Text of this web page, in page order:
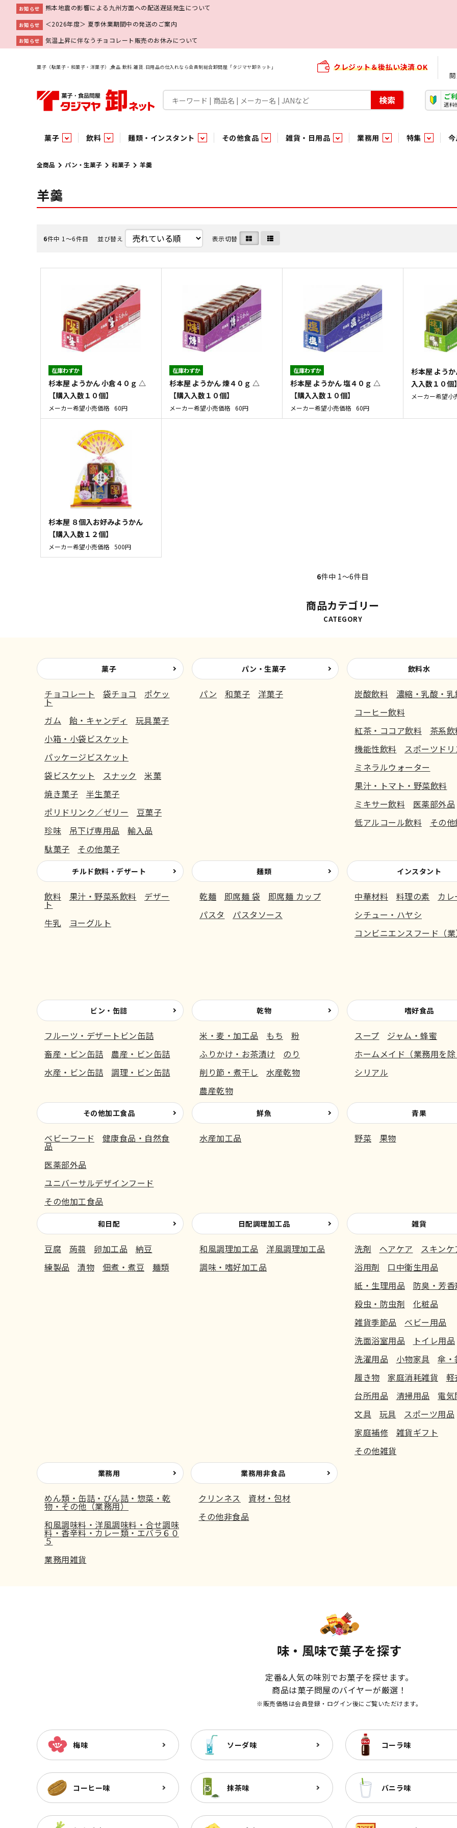
お知らせ 熊本地震の影響による九州方面への配送遅延発生について
お知らせ ＜2026年度＞ 夏季休業期間中の発送のご案内
お知らせ 気温上昇に伴なうチョコレート販売のお休みについて
菓子（駄菓子・和菓子・洋菓子）,食品.飲料.雑貨.日用品の仕入れなら会員制総合卸問屋「タジマヤ卸ネット」 クレジット＆後払い決済 OK
検索 ご
送料
菓子
菓子 パン・生菓子
チョコレート
焼き菓子
半生菓子 ポリドリンク／ゼリー 豆菓子 珍味 吊下げ専用品 輸入品 駄菓子 その他菓子
飲料
飲料水 嗜好飲料 チルド飲料・デザート
炭酸飲料
ミキサー飲料
医薬部外品 低アルコール飲料 その他飲料水
麺類・インスタント
麺類 インスタント
乾麺
その他食品
調味料 ビン・缶詰 乾物
砂糖
みりん風調味料
香辛料
雑貨・日用品
雑貨 ペット関連 業務用非食品
洗剤
トイレ用品
洗濯用品 小物家具 傘・袋物 履き物 家庭消耗雑貨 軽衣料 台所用品 清掃用品
電気関
業務用
業務用 業務用非食品
めん類・缶詰・びん詰・惣菜・乾物・その他（業務用）
特集
特集
駄菓子特集
当たり・占い付きのラッキーお菓子
タジマヤ オリジナル商品（PB） おすすめ・イチオシ商品
今月の特売
調味料
青果
ペット関連 雑貨 業務用非食品 業務用 チルド飲料・デザート 和日配 日配調理加工品
新商品
調味料
青果
ペット関連 雑貨 業務用非食品 業務用 チルド飲料・デザート 和日配 日配調理加工品
あ行 か行 さ行 た行
あ
全商品 パン・生菓子 和菓子 羊羹
羊羹
6件中 1〜6件目 並び替え 表示切替
在庫わずか
杉本屋 ようかん 小倉４０ｇ △
【購入入数１０個】
メーカー希望小売価格 60円
在庫わずか
杉本屋 ようかん 煉４０ｇ △
【購入入数１０個】
メーカー希望小売価格 60円
在庫わずか
杉本屋 ようかん 塩４０ｇ △
【購入入数１０個】
メーカー希望小売価格 60円
杉本屋 よう
入入数１０個
メーカー希望小
杉本屋 ８個入お好みようかん
【購入入数１２個】
メーカー希望小売価格 500円
6件中 1〜6件目
商品カテゴリー
CATEGORY
菓子
チョコレート 袋チョコ ポケッ
ト
ガム
飴・キャンディ
玩具菓子
小箱・小袋ビスケット
パッケージビスケット
袋ビスケット
スナック
米菓
焼き菓子
半生菓子
ポリドリンク／ゼリー
豆菓子
珍味
吊下げ専用品
輸入品
駄菓子
その他菓子
パン・生菓子
パン 和菓子 洋菓子
飲料水
炭酸飲料
濃縮・乳酸・
コーヒー飲料
紅茶・ココア飲料
茶系
機能性飲料
スポーツド
ミネラルウォーター
果汁・トマト・野菜飲料
ミキサー飲料
医薬部外品
低アルコール飲料
その
チルド飲料・デザート
飲料 果汁・野菜系飲料 デザー
ト
牛乳
ヨーグルト
麺類
乾麺 即席麺 袋
即席麺 カップ
パスタ
パスタソース
インスタント
中華材料 料理の素
カレ
シチュー・ハヤシ
コンビニエンスフード（
ビン・缶詰
フルーツ・デザートビン缶詰
畜産・ビン缶詰
農産・ビン缶詰
水産・ビン缶詰
調理・ビン缶詰
乾物
米・麦・加工品 もち
粉
ふりかけ・お茶漬け
のり
削り節・煮干し
水産乾物
農産乾物
嗜好食品
スープ
ジャム・蜂蜜
ホームメイド（業務用を
シリアル
その他加工食品
ベビーフード 健康食品・自然食
品
医薬部外品
ユニバーサルデザインフード
その他加工食品
鮮魚
水産加工品
青果
野菜 果物
和日配
豆腐 蒟蒻 卵加工品
納豆
練製品
漬物 佃煮・煮豆 麺類
日配調理加工品
和風調理加工品
洋風調理加工品
調味・嗜好加工品
雑貨
洗剤 ヘアケア
スキンケ
浴用剤
口中衛生用品
紙・生理用品
防臭・芳
殺虫・防虫剤
化粧品
雑貨季節品
ベビー用品
洗面浴室用品
トイレ用品
洗濯用品
小物家具
傘・
履き物
家庭消耗雑貨
台所用品
清掃用品
電
文具
玩具
スポーツ用品
家庭補修
雑貨ギフト
その他雑貨
業務用
めん類・缶詰・びん詰・惣菜・乾
物・その他（業務用）
和風調味料・洋風調味料・合せ調味
料・香辛料・カレー類・エバラ６０
５
業務用雑貨
業務用非食品
クリンネス
資材・包材
その他非食品
味・風味で菓子を探す
定番&人気の味別でお菓子を探せます。
商品は菓子問屋のバイヤーが厳選！
※販売価格は会員登録・ログイン後にご覧いただけます。
梅味 ソーダ味 コーラ味
コーヒー味 抹茶味 バニラ味